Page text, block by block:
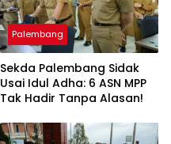
Palembang
Sekda Palembang Sidak
Usai Idul Adha: 6 ASN MPP
Tak Hadir Tanpa Alasan!